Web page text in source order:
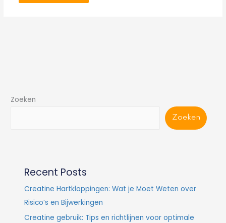
Zoeken
Zoeken
Recent Posts
Creatine Hartkloppingen: Wat je Moet Weten over
Risico’s en Bijwerkingen
Creatine gebruik: Tips en richtlijnen voor optimale